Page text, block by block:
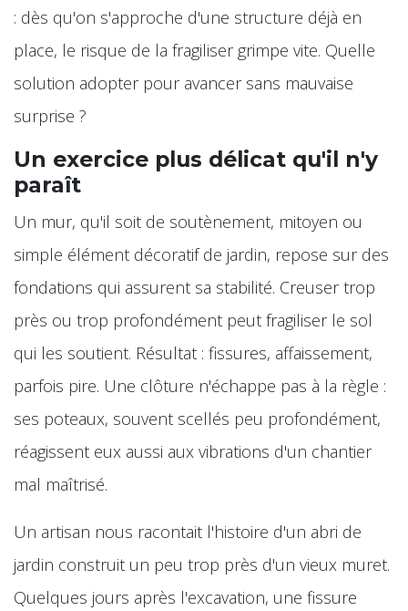
: dès qu'on s'approche d'une structure déjà en
place, le risque de la fragiliser grimpe vite. Quelle
solution adopter pour avancer sans mauvaise
surprise ?
Un exercice plus délicat qu'il n'y
paraît
Un mur, qu'il soit de soutènement, mitoyen ou
simple élément décoratif de jardin, repose sur des
fondations qui assurent sa stabilité. Creuser trop
près ou trop profondément peut fragiliser le sol
qui les soutient. Résultat : fissures, affaissement,
parfois pire. Une clôture n'échappe pas à la règle :
ses poteaux, souvent scellés peu profondément,
réagissent eux aussi aux vibrations d'un chantier
mal maîtrisé.
Un artisan nous racontait l'histoire d'un abri de
jardin construit un peu trop près d'un vieux muret.
Quelques jours après l'excavation, une fissure